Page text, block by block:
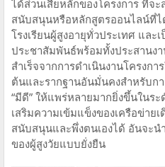
ได้ส่วนเสียหลักของโครงการ ที่จะ
สนับสนุนหรือหลักสูตรออนไลน์ที่
โรงเรียนผู้สูงอายุทั่วประเทศ และ
ประชาสัมพันธ์พร้อมทั้งประสานง
สำเร็จจากการดำเนินงานโครงก
ต้นและรากฐานอันมั่นคงสำหรับก
“มีดี” ให้แพร่หลายมากยิ่งขึ้นในร
เสริมความเข้มแข็งของเครือข่าย
สนับสนุนและพึ่งตนเองได้ อันจะ
ของผู้สูงวัยแบบยั่งยืน